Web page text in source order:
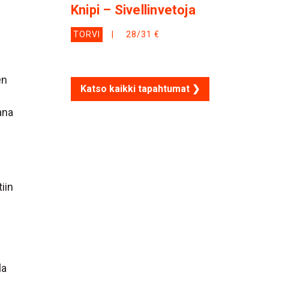
Knipi – Sivellinvetoja
TORVI 28/31 €
Katso kaikki tapahtumat ❯